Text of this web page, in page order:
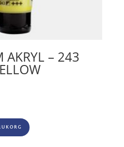
AKRYL – 243